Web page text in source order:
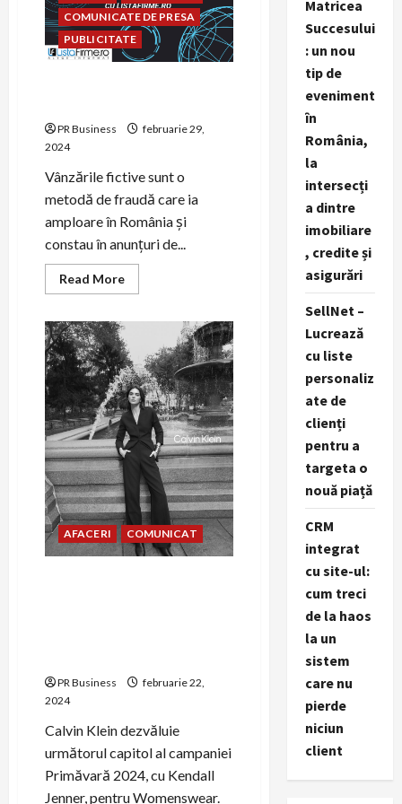
a
Persoanelor
cu
Dizabilități
COMUNICATE DE PRESA
PUBLICITATE
PR Business
februarie 29,
2024
Vânzările fictive sunt o
metodă de fraudă care ia
amploare în România și
constau în anunțuri de...
Read MoreRead
more
riscul
achizițiilor
online
cu
ListaFirme.ro
AFACERI COMUNICAT
PR Business
februarie 22,
2024
Calvin Klein dezvăluie
următorul capitol al campaniei
Primăvară 2024, cu Kendall
Jenner, pentru Womenswear.
Matricea
Succesului
: un nou
tip de
eveniment
în
România,
la
intersecți
a dintre
imobiliare
, credite și
asigurări
SellNet –
Lucrează
cu liste
personaliz
ate de
clienți
pentru a
targeta o
nouă piață
CRM
integrat
cu site-ul:
cum treci
de la haos
la un
sistem
care nu
pierde
niciun
client